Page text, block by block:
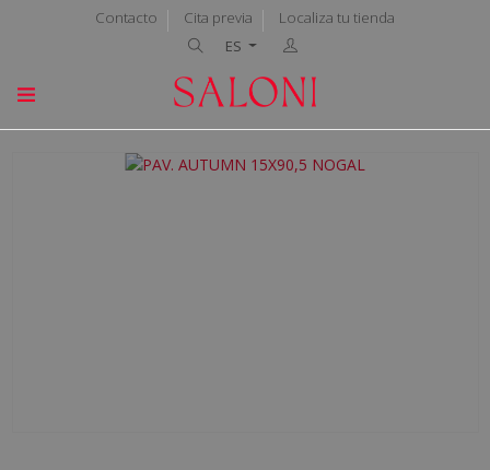
Contacto Cita previa
Localiza tu tienda
ES